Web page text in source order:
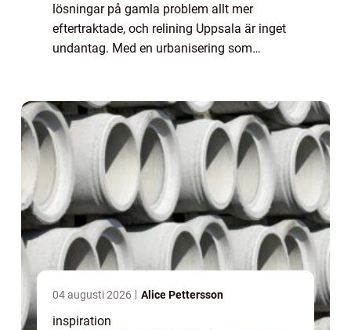
lösningar på gamla problem allt mer
eftertraktade, och relining Uppsala är inget
undantag. Med en urbanisering som
04 augusti 2026 Alice Pettersson
inspiration